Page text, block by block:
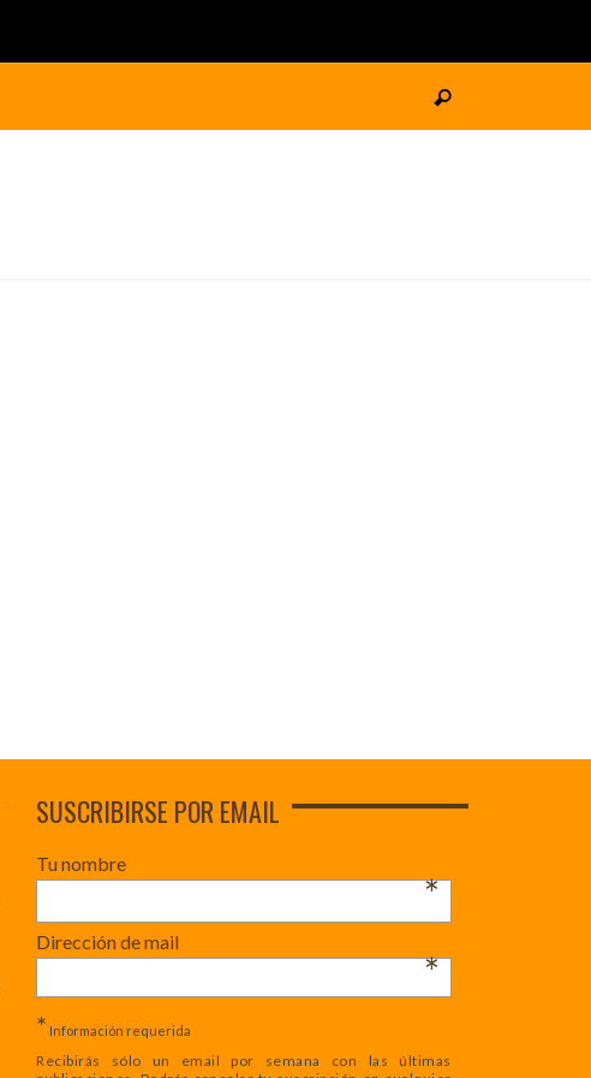
SUSCRIBIRSE POR EMAIL
Tu nombre
*
Dirección de mail
*
* Información requerida
Recibirás sólo un email por semana con las últimas